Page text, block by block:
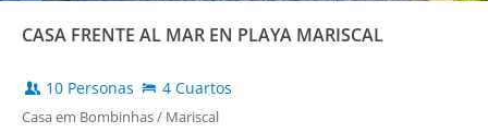
CASA FRENTE AL MAR EN PLAYA MARISCAL
10 Personas 4 Cuartos
Casa em Bombinhas / Mariscal